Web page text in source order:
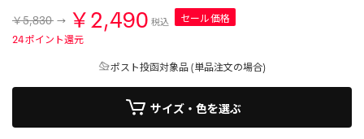
￥5,830 ￥2,490 税込
セール価格
24ポイント還元
ポスト投函対象品 (単品注文の場合)
サイズ・色を選ぶ